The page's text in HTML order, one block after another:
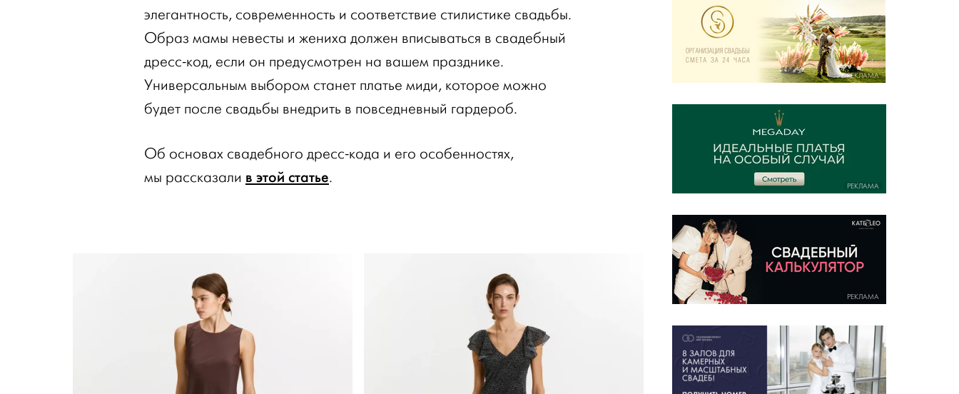
элегантность, современность и соответствие стилистике свадьбы.
Образ мамы невесты и жениха должен вписываться в свадебный
дресс-код, если он предусмотрен на вашем празднике.
Универсальным выбором станет платье миди, которое можно
будет после свадьбы внедрить в повседневный гардероб.
Об основах свадебного дресс-кода и его особенностях,
мы рассказали в этой статье.
РЕКЛАМА
РЕКЛАМА
РЕКЛАМА